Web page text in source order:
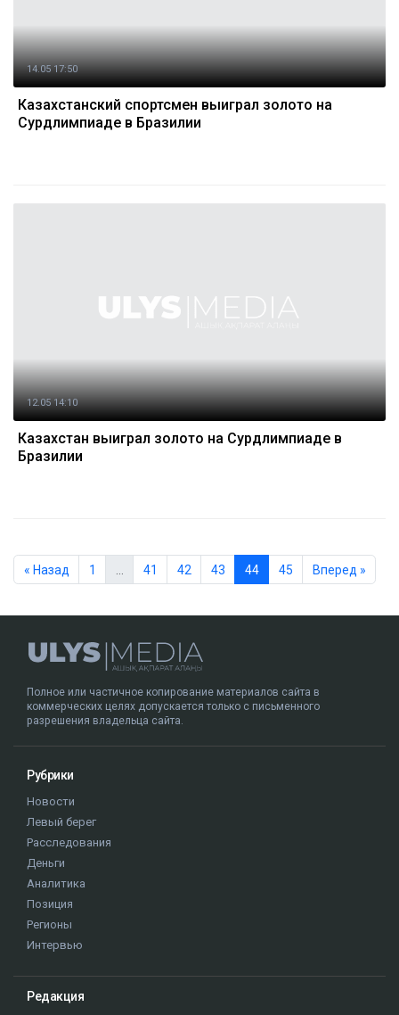
14.05 17:50
Казахстанский спортсмен выиграл золото на
Сурдлимпиаде в Бразилии
12.05 14:10
Казахстан выиграл золото на Сурдлимпиаде в
Бразилии
« Назад 1 41 42 43 44 45 Вперед »
Полное или частичное копирование материалов сайта в
коммерческих целях допускается только с письменного
разрешения владельца сайта.
Рубрики
Новости
Левый берег
Расследования
Деньги
Аналитика
Позиция
Регионы
Интервью
Редакция